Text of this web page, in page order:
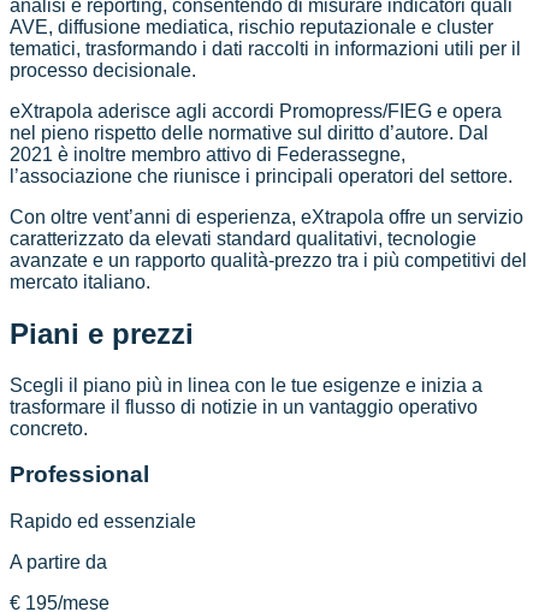
analisi e reporting, consentendo di misurare indicatori quali
AVE, diffusione mediatica, rischio reputazionale e cluster
tematici, trasformando i dati raccolti in informazioni utili per il
processo decisionale.
eXtrapola aderisce agli accordi Promopress/FIEG e opera
nel pieno rispetto delle normative sul diritto d’autore. Dal
2021 è inoltre membro attivo di Federassegne,
l’associazione che riunisce i principali operatori del settore.
Con oltre vent’anni di esperienza, eXtrapola offre un servizio
caratterizzato da elevati standard qualitativi, tecnologie
avanzate e un rapporto qualità-prezzo tra i più competitivi del
mercato italiano.
Piani e prezzi
Scegli il piano più in linea con le tue esigenze e inizia a
trasformare il flusso di notizie in un vantaggio operativo
concreto.
Professional
Rapido ed essenziale
A partire da
€ 195/mese